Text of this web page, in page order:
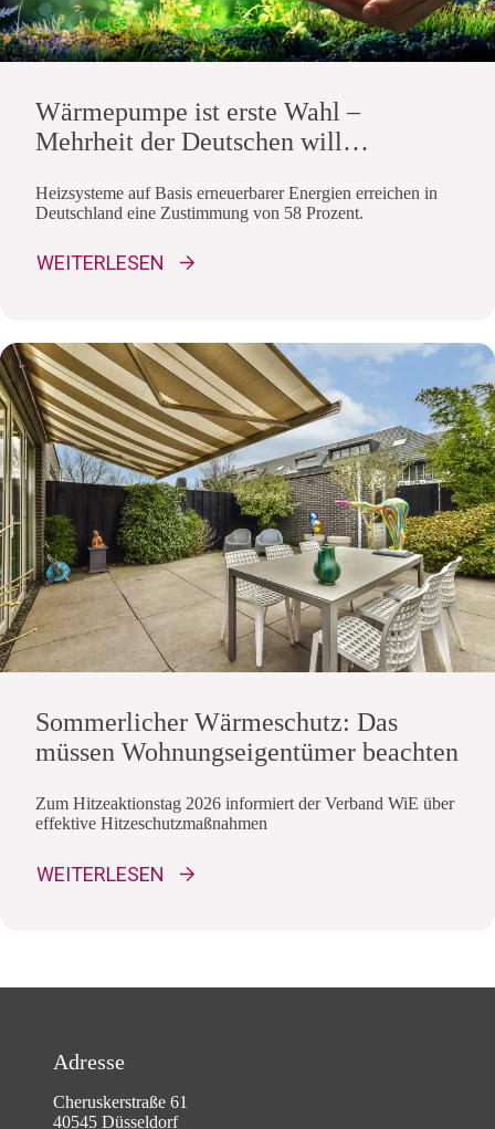
Wärmepumpe ist erste Wahl –
Mehrheit der Deutschen will
Heizsysteme auf Basis erneuerbarer Energien erreichen in
Deutschland eine Zustimmung von 58 Prozent.
WEITERLESEN
Sommerlicher Wärmeschutz: Das
müssen Wohnungseigentümer beachten
Zum Hitzeaktionstag 2026 informiert der Verband WiE über
effektive Hitzeschutzmaßnahmen
WEITERLESEN
Adresse
Cheruskerstraße 61
40545 Düsseldorf